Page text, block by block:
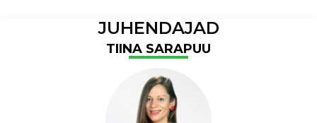
JUHENDAJAD
TIINA SARAPUU